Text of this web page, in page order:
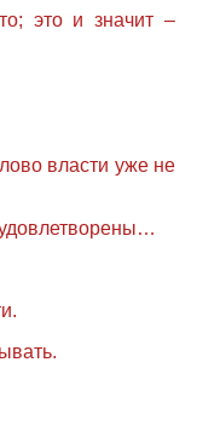
это и значит –
власти уже не